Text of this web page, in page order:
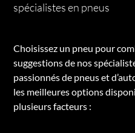
spécialistes en pneus
Choisissez un pneu pour
suggestions de nos
passionnés de pneus et
les meilleures options
plusieurs facteurs :